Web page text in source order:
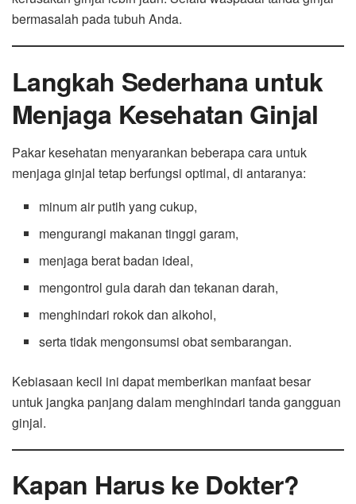
bermasalah pada tubuh Anda.
Langkah Sederhana untuk
Menjaga Kesehatan Ginjal
Pakar kesehatan menyarankan beberapa cara untuk
menjaga ginjal tetap berfungsi optimal, di antaranya:
minum air putih yang cukup,
mengurangi makanan tinggi garam,
menjaga berat badan ideal,
mengontrol gula darah dan tekanan darah,
menghindari rokok dan alkohol,
serta tidak mengonsumsi obat sembarangan.
Kebiasaan kecil ini dapat memberikan manfaat besar
untuk jangka panjang dalam menghindari tanda gangguan
ginjal.
Kapan Harus ke Dokter?